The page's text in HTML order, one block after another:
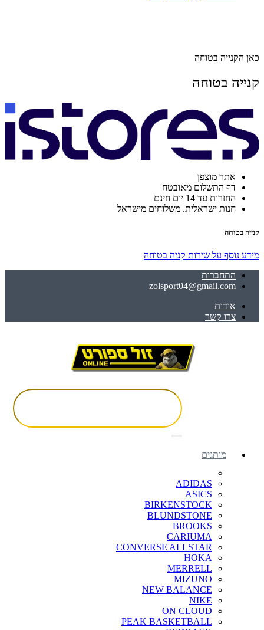
כאן הקנייה בטוחה
קנייה בטוחה
אתר מוצפן
דף התשלום מאובטח
החזרות עד 14 יום חינם
חנות ישראלית. משלוחים מישראל
קנייה בטוחה
מידע נוסף על שירות קניה בטוחה
התחברות
zolsport04@gmail.com
אודות
צרו קשר
מותגים
ADIDAS
ASICS
BIRKENSTOCK
BLUNDSTONE
BROOKS
CARIUMA
CONVERSE ALLSTAR
HOKA
MERRELL
MIZUNO
NEW BALANCE
NIKE
ON CLOUD
PEAK BASKETBALL